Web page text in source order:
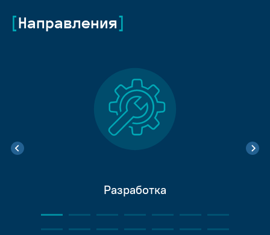
Направления
Разработка